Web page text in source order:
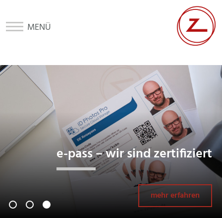
aktuelles
leistungen
galerie
e-pass – wir sind zertifiziert
mehr erfahren